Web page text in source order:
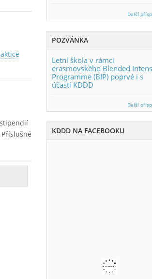
Další
POZVÁNKA
Letní škola v rámci
erasmovského Blended
Programme (BIP) poprvé i s
účastí KDDD
Další
KDDD NA FACEBOOKU